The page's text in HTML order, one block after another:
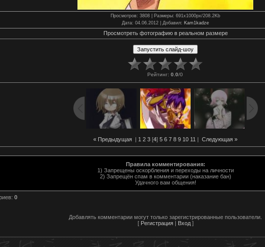
Просмотров: 3808 | Размеры: 691x1000px/208.2Kb
Дата: 04.06.2012 | Добавил: Kam1kadze
Просмотреть фотографию в реальном размере
Рейтинг: 0.0/0
« Предыдущая | 1 2 3 [4] 5 6 7 8 9 10 11 | Следующая »
Правила комментирования:
1) Запрещены оскорбления и переходы на личности
2) Запрещён спам в комментарии (наказание бан)
Удачного вам общения!
: 0
Добавлять комментарии могут только зарегистрированные пользователи.
[ Регистрация| Вход]